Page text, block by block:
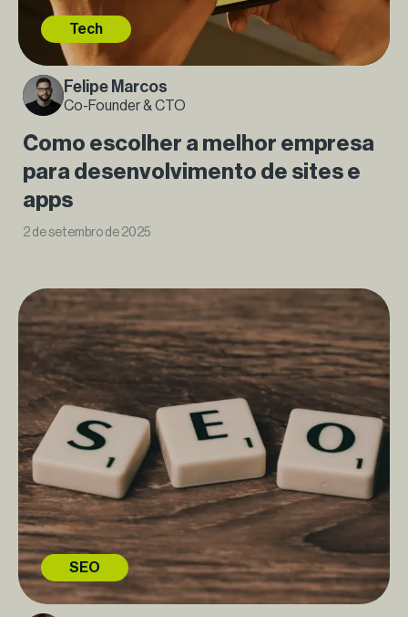
Tech
Felipe Marcos
Co-Founder & CTO
Como escolher a melhor empresa
para desenvolvimento de sites e
apps
2 de setembro de 2025
SEO